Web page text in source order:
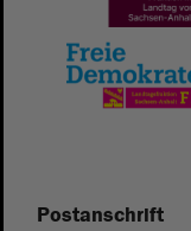
Postanschrift